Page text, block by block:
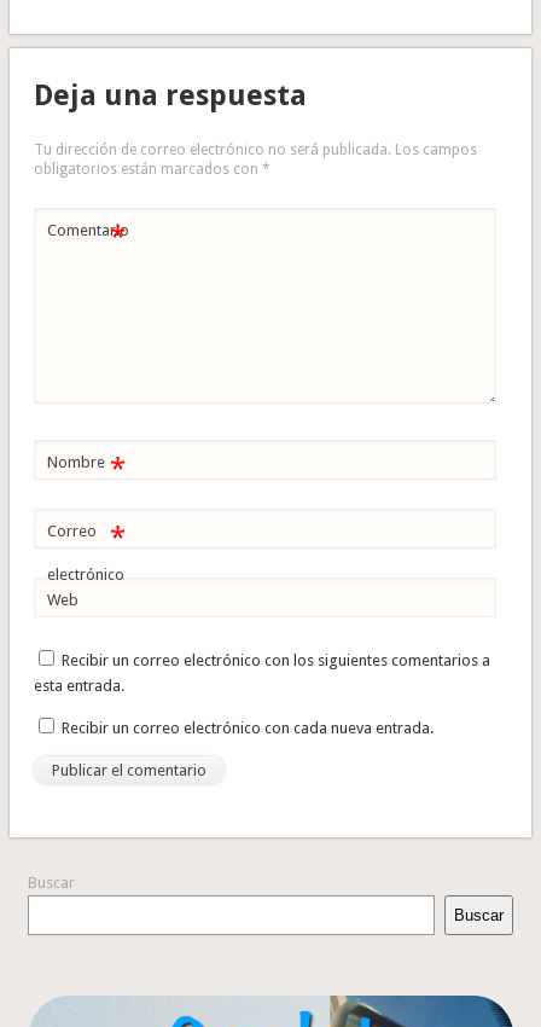
Deja una respuesta
Tu dirección de correo electrónico no será publicada. Los campos
obligatorios están marcados con *
Comentario
*
Nombre *
Correo
electrónico
*
Web
Recibir un correo electrónico con los siguientes comentarios a
esta entrada.
Recibir un correo electrónico con cada nueva entrada.
Buscar
Buscar